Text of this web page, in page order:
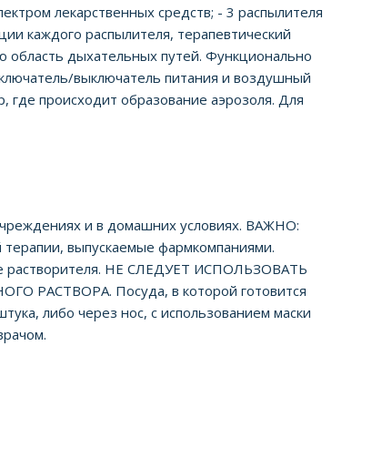
лекарственных средств; - 3 распылителя
каждого распылителя, терапевтический
область дыхательных путей. Функционально
выключатель питания и воздушный
происходит образование аэрозоля. Для
и в домашних условиях. ВАЖНО:
выпускаемые фармкомпаниями.
растворителя. НЕ СЛЕДУЕТ ИСПОЛЬЗОВАТЬ
Посуда, в которой готовится
либо через нос, с использованием маски